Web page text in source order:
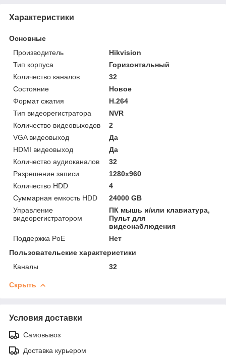
Характеристики
Основные
Производитель
Hikvision
Тип корпуса
Горизонтальный
Количество каналов
32
Состояние
Новое
Формат сжатия
H.264
Тип видеорегистратора
NVR
Количество видеовыходов
2
VGA видеовыход
Да
HDMI видеовыход
Да
Количество аудиоканалов
32
Разрешение записи
1280х960
Количество HDD
4
Суммарная емкость HDD
24000 GB
Управление
видеорегистратором
ПК мышь и/или клавиатура,
Пульт для
видеонаблюдения
Поддержка PoE
Нет
Пользовательские характеристики
Каналы
32
Скрыть
Условия доставки
Самовывоз
Доставка курьером